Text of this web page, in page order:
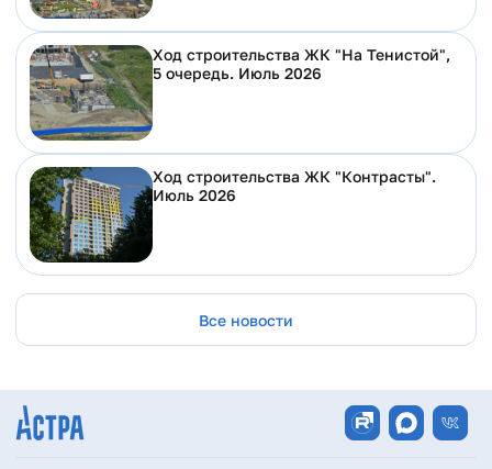
Ход строительства ЖК "На Тенистой",
5 очередь. Июль 2026
Ход строительства ЖК "Контрасты".
Июль 2026
Все новости